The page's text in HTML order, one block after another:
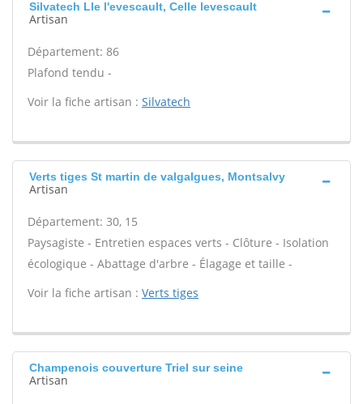
Silvatech Lle l'evescault, Celle levescault
Artisan
Département: 86
Plafond tendu -
Voir la fiche artisan : Silvatech
Verts tiges St martin de valgalgues, Montsalvy
Artisan
Département: 30, 15
Paysagiste - Entretien espaces verts - Clôture - Isolation
écologique - Abattage d'arbre - Élagage et taille -
Voir la fiche artisan : Verts tiges
Champenois couverture Triel sur seine
Artisan